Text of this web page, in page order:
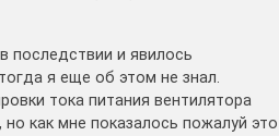
последствии и явилось
я еще об этом не знал.
тока питания вентилятора
как мне показалось пожалуй это